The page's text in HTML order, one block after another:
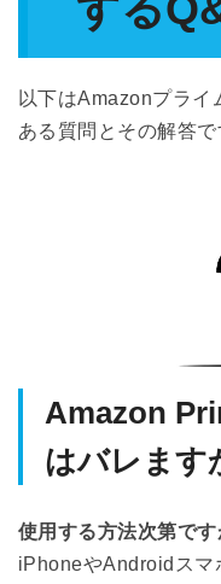
以下はAmazonプライ
ある質問とその解答で
Amazon
はバレます
使用する方法次第です
iPhoneやAndroidス